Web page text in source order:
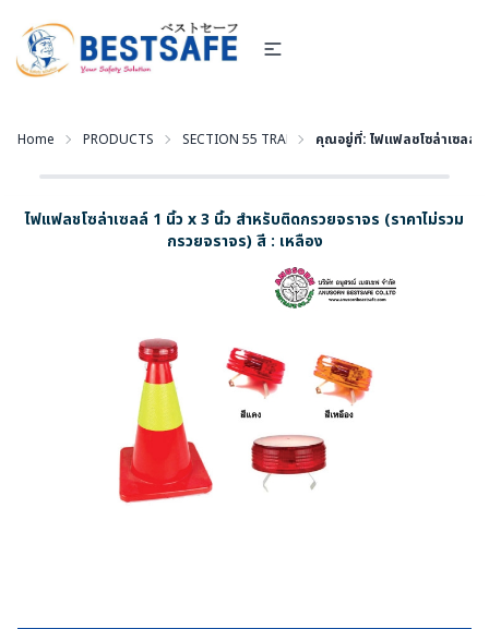
Home PRODUCTS SECTION 55 TRAFFIC-EQUIPMENT - อุปกรณ์งานจรา
คุณอยู่ที่: ไฟแฟลชโซล่าเซลล์
ไฟแฟลชโซล่าเซลล์ 1 นิ้ว x 3 นิ้ว สำหรับติดกรวยจราจร (ราคาไม่รวม
กรวยจราจร) สี : เหลือง